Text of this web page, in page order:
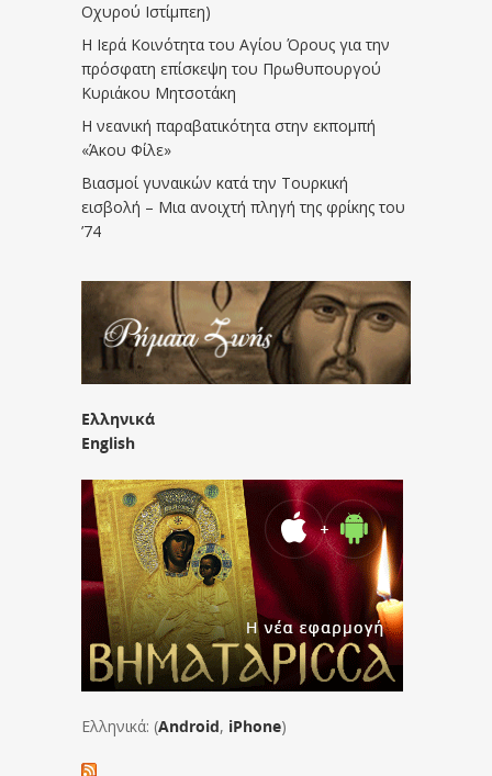
Οχυρού Ιστίμπεη)
Η Ιερά Κοινότητα του Αγίου Όρους για την
πρόσφατη επίσκεψη του Πρωθυπουργού
Κυριάκου Μητσοτάκη
Η νεανική παραβατικότητα στην εκπομπή
«Άκου Φίλε»
Βιασμοί γυναικών κατά την Τουρκική
εισβολή – Μια ανοιχτή πληγή της φρίκης του
’74
Ελληνικά
English
Ελληνικά: (Android, iPhone)